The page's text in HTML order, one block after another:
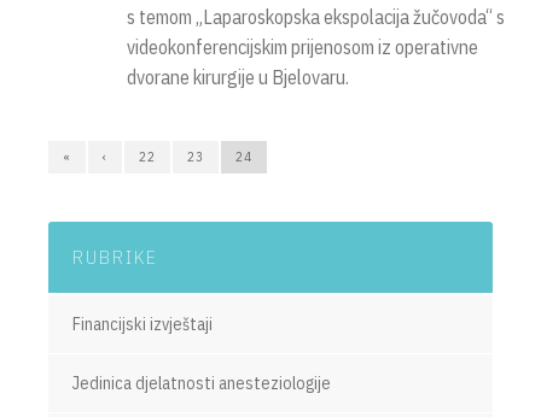
s temom „Laparoskopska ekspolacija žučovoda“ s
videokonferencijskim prijenosom iz operativne
dvorane kirurgije u Bjelovaru.
« ‹ 22 23 24
RUBRIKE
Financijski izvještaji
Jedinica djelatnosti anesteziologije